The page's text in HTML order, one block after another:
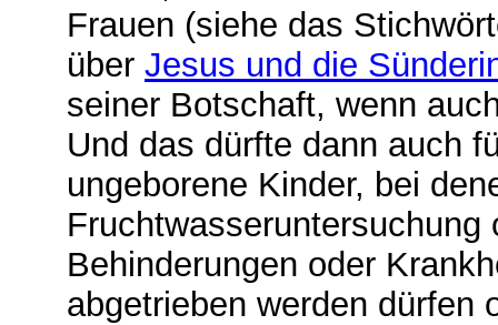
Frauen (siehe das
über Jesus und die
seiner Botschaft, wenn
Und das dürfte dann auch
ungeborene Kinder, bei
Behinderungen oder
abgetrieben werden dürfen